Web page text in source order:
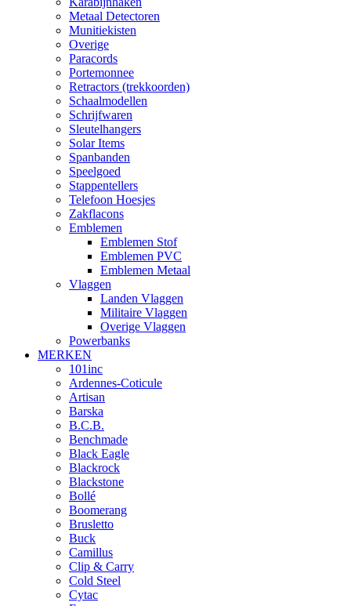
Metaal Detectoren
Munitiekisten
Overige
Paracords
Portemonnee
Retractors (trekkoorden)
Schaalmodellen
Schrijfwaren
Sleutelhangers
Solar Items
Spanbanden
Speelgoed
Stappentellers
Telefoon Hoesjes
Zakflacons
Emblemen
Emblemen Stof
Emblemen PVC
Emblemen Metaal
Vlaggen
Landen Vlaggen
Militaire Vlaggen
Overige Vlaggen
Powerbanks
MERKEN
101inc
Ardennes-Coticule
Artisan
Barska
B.C.B.
Benchmade
Black Eagle
Blackrock
Blackstone
Bollé
Boomerang
Brusletto
Buck
Camillus
Clip & Carry
Cold Steel
Cytac